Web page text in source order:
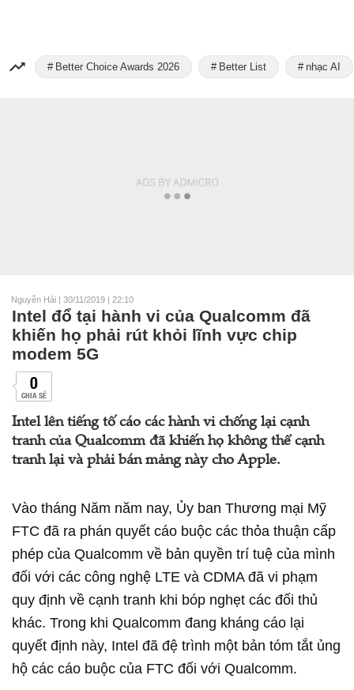
Better Choice Awards 2026 Better List nhạc AI
Nguyễn Hải | 30/11/2019 | 22:10
Intel đổ tại hành vi của Qualcomm đã
khiến họ phải rút khỏi lĩnh vực chip
modem 5G
0
CHIA SẺ
Intel lên tiếng tố cáo các hành vi chống lại cạnh
tranh của Qualcomm đã khiến họ không thể cạnh
tranh lại và phải bán mảng này cho Apple.
Vào tháng Năm năm nay, Ủy ban Thương mại Mỹ
FTC đã ra phán quyết cáo buộc các thỏa thuận cấp
phép của Qualcomm về bản quyền trí tuệ của mình
đối với các công nghệ LTE và CDMA đã vi phạm
quy định về cạnh tranh khi bóp nghẹt các đối thủ
khác. Trong khi Qualcomm đang kháng cáo lại
quyết định này, Intel đã đệ trình một bản tóm tắt ủng
hộ các cáo buộc của FTC đối với Qualcomm.